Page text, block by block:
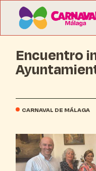
Encuentro
CARNAVAL DE MÁLAGA